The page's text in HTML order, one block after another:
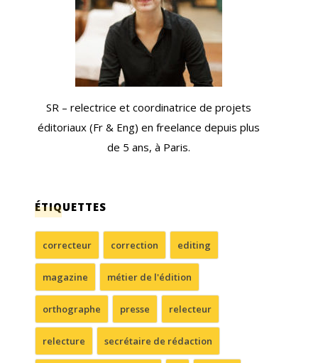
SR – relectrice et coordinatrice de projets
éditoriaux (Fr & Eng) en freelance depuis plus
de 5 ans, à Paris.
ÉTIQUETTES
correcteur correction editing
magazine métier de l'édition
orthographe presse relecteur
relecture secrétaire de rédaction